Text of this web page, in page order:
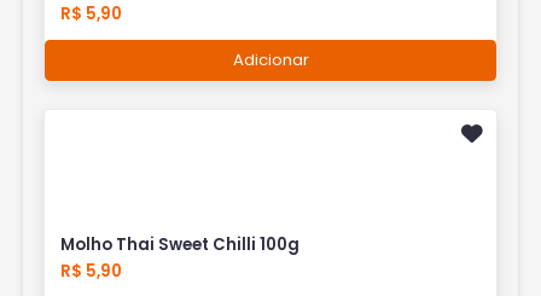
R$ 5,90
Adicionar
Molho Thai Sweet Chilli 100g
R$ 5,90